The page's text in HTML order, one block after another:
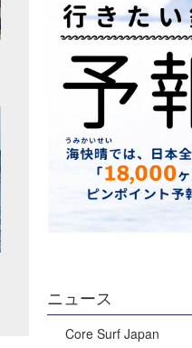
ニュース
Core Surf Japan